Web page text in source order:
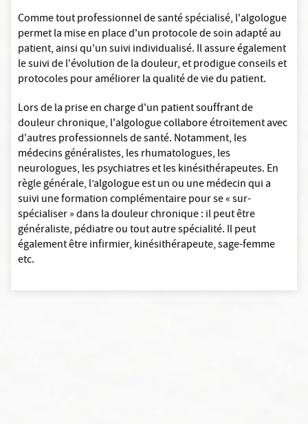
Comme tout professionnel de santé spécialisé, l'algologue
permet la mise en place d'un protocole de soin adapté au
patient, ainsi qu'un suivi individualisé. Il assure également
le suivi de l'évolution de la douleur, et prodigue conseils et
protocoles pour améliorer la qualité de vie du patient.
Lors de la prise en charge d'un patient souffrant de
douleur chronique, l'algologue collabore étroitement avec
d'autres professionnels de santé. Notamment, les
médecins généralistes, les rhumatologues, les
neurologues, les psychiatres et les kinésithérapeutes. En
règle générale, l’algologue est un ou une médecin qui a
suivi une formation complémentaire pour se « sur-
spécialiser » dans la douleur chronique : il peut être
généraliste, pédiatre ou tout autre spécialité. Il peut
également être infirmier, kinésithérapeute, sage-femme
etc.